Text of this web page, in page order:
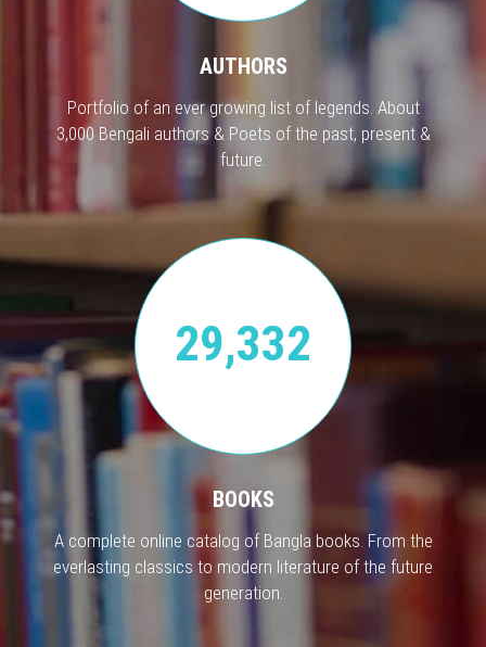
AUTHORS
Portfolio of an ever growing list of legends. About
3,000 Bengali authors & Poets of the past, present &
future.
29,332
BOOKS
A complete online catalog of Bangla books. From the
everlasting classics to modern literature of the future
generation.